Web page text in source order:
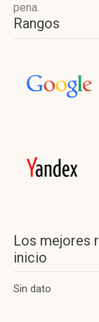
pena.
Rangos
Los mejores
inicio
Sin dato